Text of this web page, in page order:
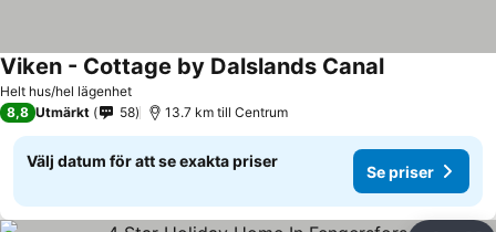
Helt hus/hel lägenhet
Viken - Cottage by Dalslands Canal
8,8 Utmärkt 58 13.7 km till Centrum
Välj datum för att se exakta priser
Se priser